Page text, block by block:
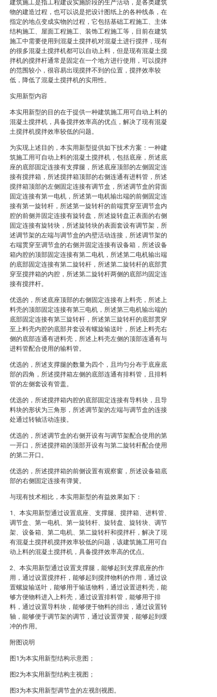
建筑施工是指工程建设实施阶段的生产活动，是各类建筑
物的建造过程，也可以说是把设计图纸上的各种线条，在
指定的地点变成实物的过程，它包括基础工程施工、主体
结构施工、屋面工程施工、装饰工程施工等，目前在建筑
施工中需要使用到混凝土搅拌机对混凝土进行搅拌，现有
的很多混凝土搅拌机都可以自动上料，但是现有混凝土搅
拌机的搅拌杆通常是固定在一个地方进行使用，可以搅拌
的范围较小，很容易出现搅拌不到的位置，搅拌效率较
低，降低了混凝土搅拌机的实用性。
实用新型内容
本实用新型的目的在于提供一种建筑施工用可自动上料的
混凝土搅拌机，具备搅拌效率高的优点，解决了现有混凝
土搅拌机搅拌效率较低的问题。
为实现上述目的，本实用新型提供如下技术方案：一种建
筑施工用可自动上料的混凝土搅拌机，包括底座，所述底
座的底部固定连接有支撑腿，所述底座顶部的左侧固定连
接有搅拌箱，所述搅拌箱顶部的右侧连通有进料管，所述
搅拌箱顶部的左侧固定连接有调节盒，所述调节盒的背面
固定连接有第一电机，所述第一电机输出端的前侧固定连
接有第一旋转杆，所述第一旋转杆的前端贯穿至调节盒内
腔的前侧并固定连接有旋转盘，所述旋转盘正表面的右侧
固定连接有旋转块，所述旋转块的表面套设有调节架，所
述调节架的左端与调节盒的内壁活动连接，所述调节架的
右端贯穿至调节盒的右侧并固定连接有设备箱，所述设备
箱内腔的顶部固定连接有第二电机，所述第二电机输出端
的底部固定连接有第二旋转杆，所述第二旋转杆的底部贯
穿至搅拌箱的内腔，所述第二旋转杆两侧的底部均固定连
接有搅拌杆。
优选的，所述底座顶部的右侧固定连接有上料壳，所述上
料壳的顶部固定连接有第三电机，所述第三电机输出端的
底部固定连接有第三旋转杆，所述第三旋转杆的底部贯穿
至上料壳内腔的底部并套设有螺旋输送叶，所述上料壳右
侧的底部连通有进料壳，所述上料壳左侧的顶部连通有与
进料管配合使用的输料管。
优选的，所述支撑腿的数量为四个，且均匀分布于底座底
部的四角，所述搅拌箱左侧的底部连通有排料管，且排料
管的左侧套设有管盖。
优选的，所述搅拌箱内腔的底部固定连接有导料块，且导
料块的形状为三角形，所述调节架的左端与调节盒的连接
处通过转轴活动连接。
优选的，所述调节盒的右侧开设有与调节架配合使用的第
一开口，所述搅拌箱的顶部开设有与第二旋转杆配合使用
的第二开口。
优选的，所述搅拌箱的前侧设置有观察窗，所述设备箱底
部的右侧固定连接有弹簧。
与现有技术相比，本实用新型的有益效果如下：
1、本实用新型通过设置底座、支撑腿、搅拌箱、进料管、
调节盒、第一电机、第一旋转杆、旋转盘、旋转块、调节
架、设备箱、第二电机、第二旋转杆和搅拌杆，解决了现
有混凝土搅拌机搅拌效率较低的问题，该建筑施工用可自
动上料的混凝土搅拌机，具备搅拌效率高的优点。
2、本实用新型通过设置支撑腿，能够起到支撑底座的作
用，通过设置搅拌杆，能够起到搅拌物料的作用，通过设
置螺旋输送叶，能够用于输送物料，通过设置进料壳，能
够方便物料进入上料壳，通过设置排料管，能够用于排
料，通过设置导料块，能够便于物料的排出，通过设置转
轴，能够便于调节架的调节，通过设置弹簧，能够起到缓
冲的作用。
附图说明
图1为本实用新型结构示意图；
图2为本实用新型结构主视图；
图3为本实用新型调节盒的左视剖视图。